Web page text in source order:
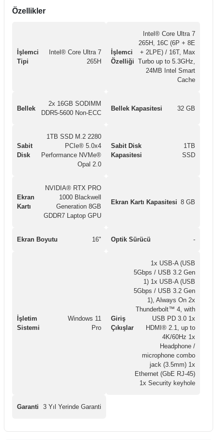
Özellikler
İşlemci
Tipi
Intel® Core Ultra 7
265H
İşlemci
Özelliği
Intel® Core Ultra 7
265H, 16C (6P + 8E
+ 2LPE) / 16T, Max
Turbo up to 5.3GHz,
24MB Intel Smart
Cache
Bellek
2x 16GB SODIMM
DDR5-5600 Non-ECC
Bellek Kapasitesi 32 GB
Sabit
Disk
1TB SSD M.2 2280
PCIe® 5.0x4
Performance NVMe®
Opal 2.0
Sabit Disk
Kapasitesi
1TB
SSD
Ekran
Kartı
NVIDIA® RTX PRO
1000 Blackwell
Generation 8GB
GDDR7 Laptop GPU
Ekran Kartı Kapasitesi 8 GB
Ekran Boyutu 16" Optik Sürücü -
İşletim
Sistemi
Windows 11
Pro
Giriş
Çıkışlar
1x USB-A (USB
5Gbps / USB 3.2 Gen
1) 1x USB-A (USB
5Gbps / USB 3.2 Gen
1), Always On 2x
Thunderbolt™ 4, with
USB PD 3.0 1x
HDMI® 2.1, up to
4K/60Hz 1x
Headphone /
microphone combo
jack (3.5mm) 1x
Ethernet (GbE RJ-45)
1x Security keyhole
Garanti 3 Yıl Yerinde Garanti